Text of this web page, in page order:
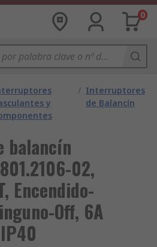
0
y
/ Interruptores
de Balancín
balancín
02,
Encendido-
Off, 6A